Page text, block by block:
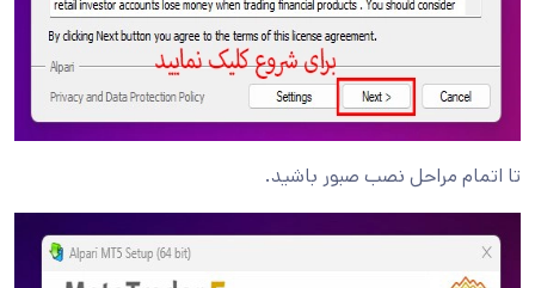
تا اتمام مراحل نصب صبور باشید.